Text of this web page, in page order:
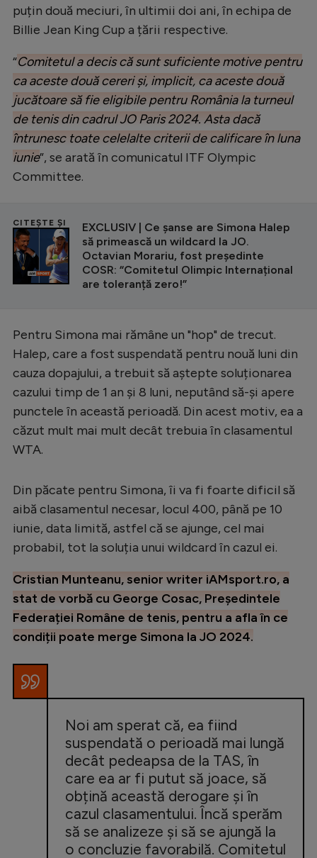
Rugby
Alte sporturi
JO 2024
JO 2026
Intră în cont
Creează cont
puțin două meciuri, în ultimii doi ani, în echipa de
Billie Jean King Cup a țării respective.
“Comitetul a decis că sunt suficiente motive pentru
ca aceste două cereri și, implicit, ca aceste două
jucătoare să fie eligibile pentru România la turneul
de tenis din cadrul JO Paris 2024. Asta dacă
întrunesc toate celelalte criterii de calificare în luna
iunie”, se arată în comunicatul ITF Olympic
Committee.
CITEȘTE ȘI
EXCLUSIV | Ce șanse are Simona Halep
să primească un wildcard la JO.
Octavian Morariu, fost președinte
COSR: “Comitetul Olimpic Internațional
are toleranță zero!”
Pentru Simona mai rămâne un "hop" de trecut.
Halep, care a fost suspendată pentru nouă luni din
cauza dopajului, a trebuit să aștepte soluționarea
cazului timp de 1 an și 8 luni, neputând să-și apere
punctele în această perioadă. Din acest motiv, ea a
căzut mult mai mult decât trebuia în clasamentul
WTA.
Din păcate pentru Simona, îi va fi foarte dificil să
aibă clasamentul necesar, locul 400, până pe 10
iunie, data limită, astfel că se ajunge, cel mai
probabil, tot la soluția unui wildcard în cazul ei.
Cristian Munteanu, senior writer iAMsport.ro, a
stat de vorbă cu George Cosac, Președintele
Federației Române de tenis, pentru a afla în ce
condiții poate merge Simona la JO 2024.
Noi am sperat că, ea fiind
suspendată o perioadă mai lungă
decât pedeapsa de la TAS, în
care ea ar fi putut să joace, să
obțină această derogare și în
cazul clasamentului. Încă sperăm
să se analizeze și să se ajungă la
o concluzie favorabilă. Comitetul